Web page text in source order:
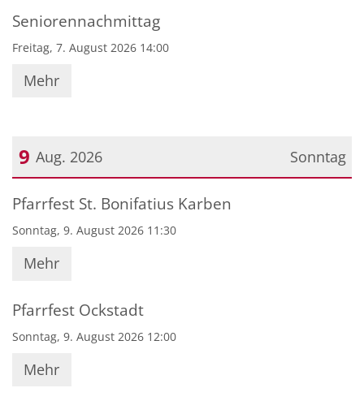
Datum: 7. August 2026
Seniorennachmittag
Freitag, 7. August 2026 14:00
Mehr
Sonntag
9 Aug. 2026
Datum: 9. August 2026
Pfarrfest St. Bonifatius Karben
Sonntag, 9. August 2026 11:30
Mehr
Pfarrfest Ockstadt
Sonntag, 9. August 2026 12:00
Mehr